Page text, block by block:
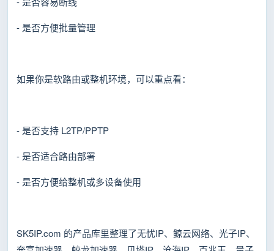
- 是否方便批量管理
如果你是软路由或整机环境，可以重点看：
- 是否支持 L2TP/PPTP
- 是否适合路由部署
- 是否方便给整机或多设备使用
SK5IP.com 的产品库里整理了无忧IP、鲸云网络、光子IP、